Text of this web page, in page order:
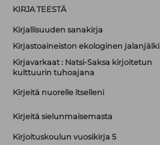
KIRJA TEESTÄ
Kirjallisuuden sanakirja
Kirjastoaineiston ekologinen jalanjälki
Kirjavarkaat : Natsi-Saksa kirjoitetun
kulttuurin tuhoajana
Kirjeitä nuorelle itselleni
Kirjeitä sielunmaisemasta
Kirjoituskoulun vuosikirja 5